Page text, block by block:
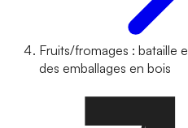
Fruits/fromages : bataille
des emballages en bois